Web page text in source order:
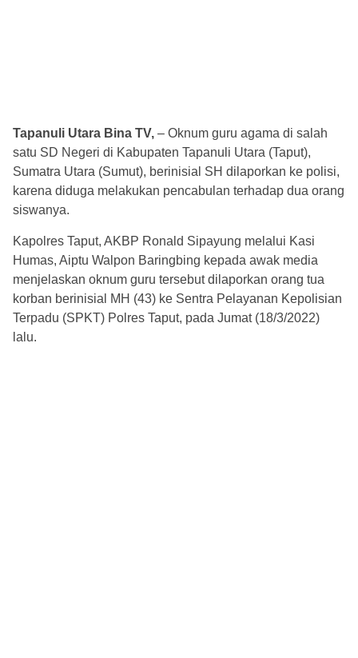
Tapanuli Utara Bina TV, – Oknum guru agama di salah
satu SD Negeri di Kabupaten Tapanuli Utara (Taput),
Sumatra Utara (Sumut), berinisial SH dilaporkan ke polisi,
karena diduga melakukan pencabulan terhadap dua orang
siswanya.
Kapolres Taput, AKBP Ronald Sipayung melalui Kasi
Humas, Aiptu Walpon Baringbing kepada awak media
menjelaskan oknum guru tersebut dilaporkan orang tua
korban berinisial MH (43) ke Sentra Pelayanan Kepolisian
Terpadu (SPKT) Polres Taput, pada Jumat (18/3/2022)
lalu.